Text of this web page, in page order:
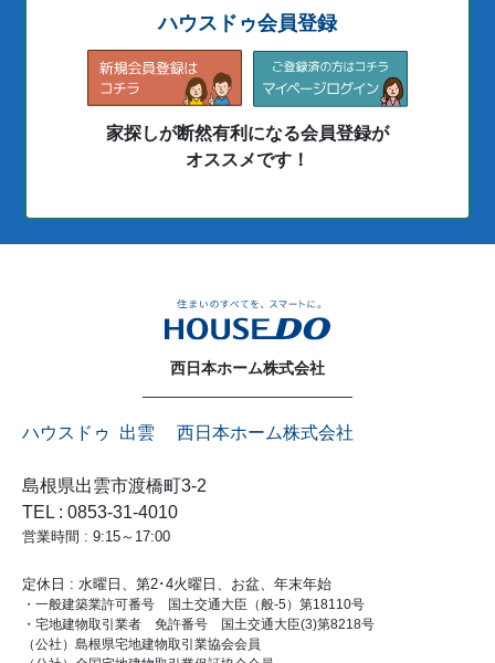
ハウスドゥ会員登録
家探しが断然有利になる会員登録が
オススメです！
西日本ホーム株式会社
ハウスドゥ 出雲 西日本ホーム株式会社
島根県出雲市渡橋町3-2
TEL : 0853-31-4010
営業時間 : 9:15～17:00
定休日 : 水曜日、第2･4火曜日、お盆、年末年始
・一般建築業許可番号 国土交通大臣（般-5）第18110号
・宅地建物取引業者 免許番号 国土交通大臣(3)第8218号
（公社）島根県宅地建物取引業協会会員